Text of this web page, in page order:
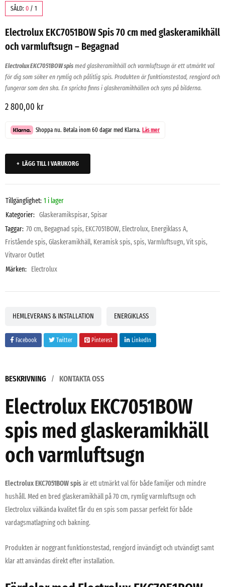
SÅLD: 0 / 1
Electrolux EKC7051BOW Spis 70 cm med glaskeramikhäll
och varmluftsugn – Begagnad
Electrolux EKC7051BOW spis med glaskeramikhäll och varmluftsugn är ett utmärkt val
för dig som söker en rymlig och pålitlig spis. Produkten är funktionstestad, rengjord och
fungerar som den ska. En spricka finns i glaskeramikhällen och syns på bilderna.
2 800,00 kr
Shoppa nu. Betala inom 60 dagar med Klarna. Läs mer
LÄGG TILL I VARUKORG
Tillgänglighet: 1 i lager
Kategorier: Glaskeramikspisar, Spisar
Taggar: 70 cm, Begagnad spis, EKC7051BOW, Electrolux, Energiklass A,
Fristående spis, Glaskeramikhäll, Keramisk spis, spis, Varmluftsugn, Vit spis,
Vitvaror Outlet
Märken: Electrolux
HEMLEVERANS & INSTALLATION ENERGIKLASS
Facebook Twitter Pinterest LinkedIn
BESKRIVNING KONTAKTA OSS
Electrolux EKC7051BOW
spis med glaskeramikhäll
och varmluftsugn
Electrolux EKC7051BOW spisär ett utmärkt val för både familjer och mindre
hushåll. Med en bred glaskeramikhäll på 70 cm, rymlig varmluftsugn och
Electrolux välkända kvalitet får du en spis som passar perfekt för både
vardagsmatlagning och bakning.
Produkten är noggrant funktionstestad, rengjord invändigt och utvändigt samt
klar att användas direkt efter installation.